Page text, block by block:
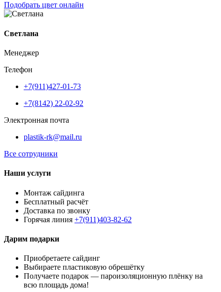
Подобрать цвет онлайн
Светлана
Менеджер
Телефон
+7(911)427-01-73
+7(8142) 22-02-92
Электронная почта
plastik-rk@mail.ru
Все сотрудники
Наши услуги
Монтаж сайдинга
Бесплатный расчёт
Доставка по звонку
Горячая линия +7(911)403-82-62
Дарим подарки
Приобретаете сайдинг
Выбираете пластиковую обрешётку
Получаете подарок — пароизоляционную плёнку на
всю площадь дома!